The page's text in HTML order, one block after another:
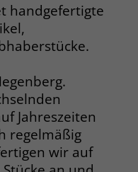
handgefertigte
Jahreszeiten
regelmäßig
wir auf
des Benutzers
dieses Cookie,
eines Benutzers
in einer einzigen